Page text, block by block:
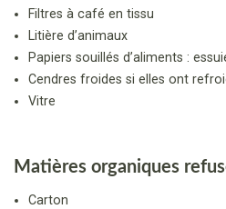
Filtres à café en tissu
Litière d’animaux
Papiers souillés d’aliments :
Cendres froides si elles ont
Vitre
Matières organiques
Carton